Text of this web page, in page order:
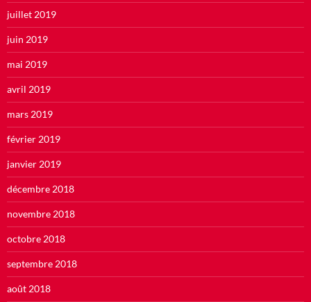
juillet 2019
juin 2019
mai 2019
avril 2019
mars 2019
février 2019
janvier 2019
décembre 2018
novembre 2018
octobre 2018
septembre 2018
août 2018